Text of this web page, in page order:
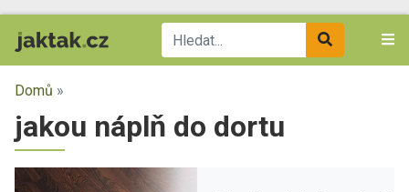
Domů »
jakou náplň do dortu